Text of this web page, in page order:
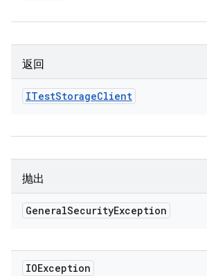
返回
ITestStorageClient
抛出
GeneralSecurityException
IOException